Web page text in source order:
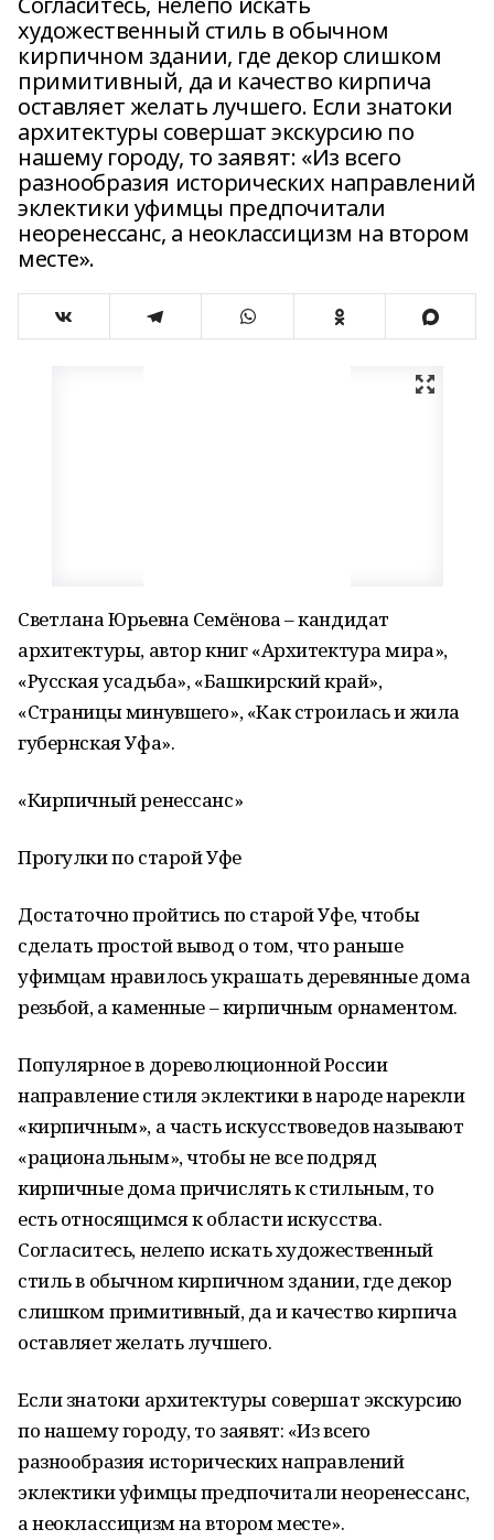
художественный стиль в обычном
кирпичном здании, где декор слишком
примитивный, да и качество кирпича
оставляет желать лучшего. Если знатоки
архитектуры совершат экскурсию по
нашему городу, то заявят: «Из всего
разнообразия исторических направлений
эклектики уфимцы предпочитали
неоренессанс, а неоклассицизм на втором
месте».
Светлана Юрьевна Семёнова – кандидат
архитектуры, автор книг «Архитектура мира»,
«Русская усадьба», «Башкирский край»,
«Страницы минувшего», «Как строилась и жила
губернская Уфа».
«Кирпичный ренессанс»
Прогулки по старой Уфе
Достаточно пройтись по старой Уфе, чтобы
сделать простой вывод о том, что раньше
уфимцам нравилось украшать деревянные дома
резьбой, а каменные – кирпичным орнаментом.
Популярное в дореволюционной России
направление стиля эклектики в народе нарекли
«кирпичным», а часть искусствоведов называют
«рациональным», чтобы не все подряд
кирпичные дома причислять к стильным, то
есть относящимся к области искусства.
Согласитесь, нелепо искать художественный
стиль в обычном кирпичном здании, где декор
слишком примитивный, да и качество кирпича
оставляет желать лучшего.
Если знатоки архитектуры совершат экскурсию
по нашему городу, то заявят: «Из всего
разнообразия исторических направлений
эклектики уфимцы предпочитали неоренессанс,
а неоклассицизм на втором месте».